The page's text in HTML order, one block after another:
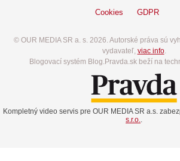
Cookies GDPR
© OUR MEDIA SR a. s. 2026. Autorské práva sú
vydavateľ, viac info.
Blogovací systém Blog.Pravda.sk beží na
Kompletný video servis pre OUR MEDIA SR a.s.
s.r.o..